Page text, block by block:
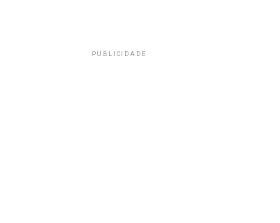
PUBLICIDADE